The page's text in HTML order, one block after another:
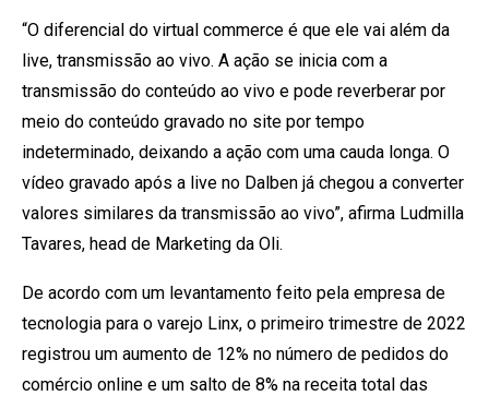
“O diferencial do virtual commerce é que ele vai além da
live, transmissão ao vivo. A ação se inicia com a
transmissão do conteúdo ao vivo e pode reverberar por
meio do conteúdo gravado no site por tempo
indeterminado, deixando a ação com uma cauda longa. O
vídeo gravado após a live no Dalben já chegou a converter
valores similares da transmissão ao vivo”, afirma Ludmilla
Tavares, head de Marketing da Oli.
De acordo com um levantamento feito pela empresa de
tecnologia para o varejo Linx, o primeiro trimestre de 2022
registrou um aumento de 12% no número de pedidos do
comércio online e um salto de 8% na receita total das